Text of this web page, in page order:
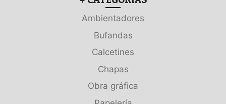
Ambientadores
Bufandas
Calcetines
Chapas
Obra gráfica